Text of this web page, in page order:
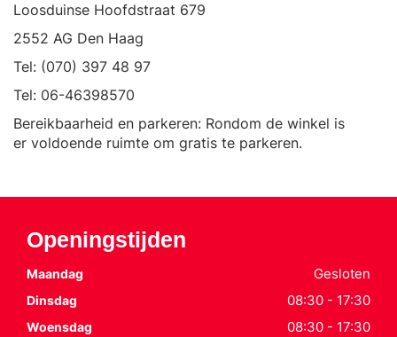
Loosduinse Hoofdstraat 679
2552 AG Den Haag
Tel: (070) 397 48 97
Tel: 06-46398570
Bereikbaarheid en parkeren: Rondom de winkel is
er voldoende ruimte om gratis te parkeren.
Openingstijden
Maandag Gesloten
Dinsdag 08:30 - 17:30
Woensdag 08:30 - 17:30